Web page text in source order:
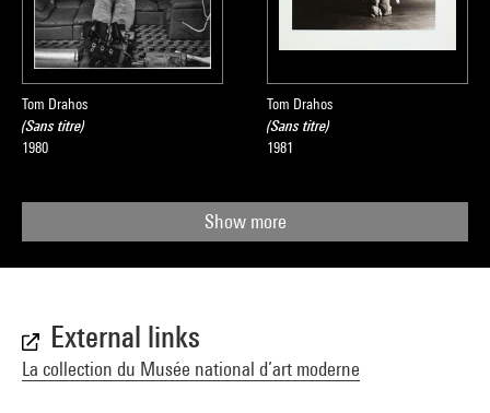
Tom Drahos
(Sans titre)
1980
Tom Drahos
(Sans titre)
1981
Show more
External links
La collection du Musée national d’art moderne